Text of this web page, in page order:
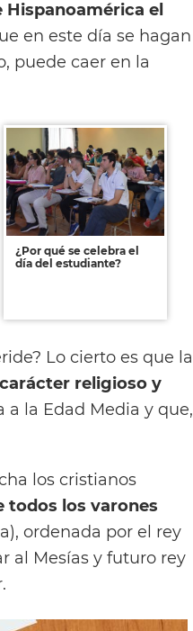
Hispanoamérica el
en este día se hagan
puede caer en la
¿Por qué se celebra el
día del estudiante?
Lo cierto es que la
religioso y
a la Edad Media y que,
los cristianos
todos los varones
ordenada por el rey
al Mesías y futuro rey